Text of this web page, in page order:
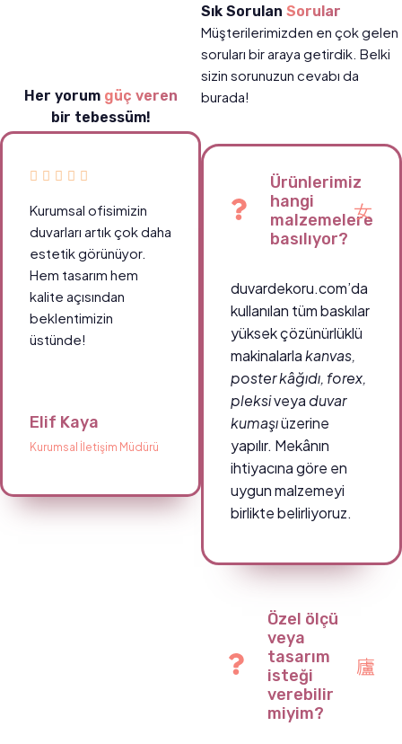
Her yorum güç veren
bir tebessüm!
Kurumsal ofisimizin
duvarları artık çok daha
estetik görünüyor.
Hem tasarım hem
kalite açısından
beklentimizin
üstünde!
Elif Kaya
Kurumsal İletişim Müdürü
Sık Sorulan Sorular
Müşterilerimizden en çok gelen
soruları bir araya getirdik. Belki
sizin sorunuzun cevabı da
burada!
Ürünlerimiz
hangi
malzemelere
basılıyor?
duvardekoru.com’da
kullanılan tüm baskılar
yüksek çözünürlüklü
makinalarlakanvas,
poster kâğıdı, forex,
pleksiveya duvar
kumaşıüzerine
yapılır. Mekânın
ihtiyacına göre en
uygun malzemeyi
birlikte belirliyoruz.
Özel ölçü
veya
tasarım
isteği
verebilir
miyim?